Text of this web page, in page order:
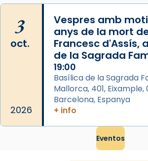
3
oct.
2026
Vespres amb
anys de la mort
Francesc d'Assís,
de la Sagrada
19:00
Basílica de la Sagrada
Mallorca, 401, Eixample,
Barcelona, Espanya
+ info
Eventos